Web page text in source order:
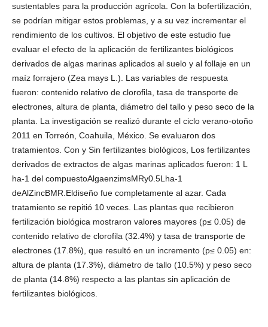
sustentables para la producción agrícola. Con la bofertilización,
se podrían mitigar estos problemas, y a su vez incrementar el
rendimiento de los cultivos. El objetivo de este estudio fue
evaluar el efecto de la aplicación de fertilizantes biológicos
derivados de algas marinas aplicados al suelo y al follaje en un
maíz forrajero (Zea mays L.). Las variables de respuesta
fueron: contenido relativo de clorofila, tasa de transporte de
electrones, altura de planta, diámetro del tallo y peso seco de la
planta. La investigación se realizó durante el ciclo verano-otoño
2011 en Torreón, Coahuila, México. Se evaluaron dos
tratamientos. Con y Sin fertilizantes biológicos, Los fertilizantes
derivados de extractos de algas marinas aplicados fueron: 1 L
ha-1 del compuestoAlgaenzimsMRy0.5Lha-1
deAlZincBMR.Eldiseño fue completamente al azar. Cada
tratamiento se repitió 10 veces. Las plantas que recibieron
fertilización biológica mostraron valores mayores (p≤ 0.05) de
contenido relativo de clorofila (32.4%) y tasa de transporte de
electrones (17.8%), que resultó en un incremento (p≤ 0.05) en:
altura de planta (17.3%), diámetro de tallo (10.5%) y peso seco
de planta (14.8%) respecto a las plantas sin aplicación de
fertilizantes biológicos.